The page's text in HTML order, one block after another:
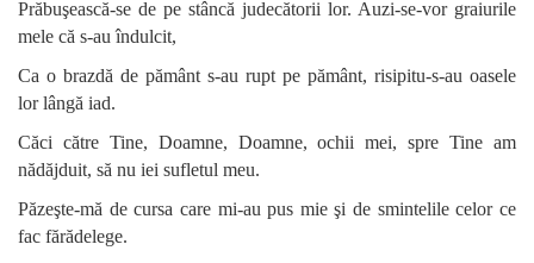
Prăbuşească-se de pe stâncă judecătorii lor. Auzi-se-vor graiurile
mele că s-au îndulcit,
Ca o brazdă de pământ s-au rupt pe pământ, risipitu-s-au oasele
lor lângă iad.
Căci către Tine, Doamne, Doamne, ochii mei, spre Tine am
nădăjduit, să nu iei sufletul meu.
Păzeşte-mă de cursa care mi-au pus mie şi de smintelile celor ce
fac fărădelege.